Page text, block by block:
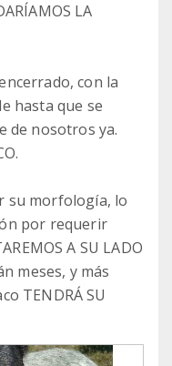
LA
con la
hasta que se
de nosotros ya.
su morfología, lo
por requerir
A SU LADO
meses, y más
TENDRÁ SU